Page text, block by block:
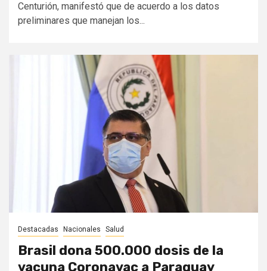
Centurión, manifestó que de acuerdo a los datos
preliminares que manejan los...
Destacadas Nacionales Salud
Brasil dona 500.000 dosis de la
vacuna Coronavac a Paraguay